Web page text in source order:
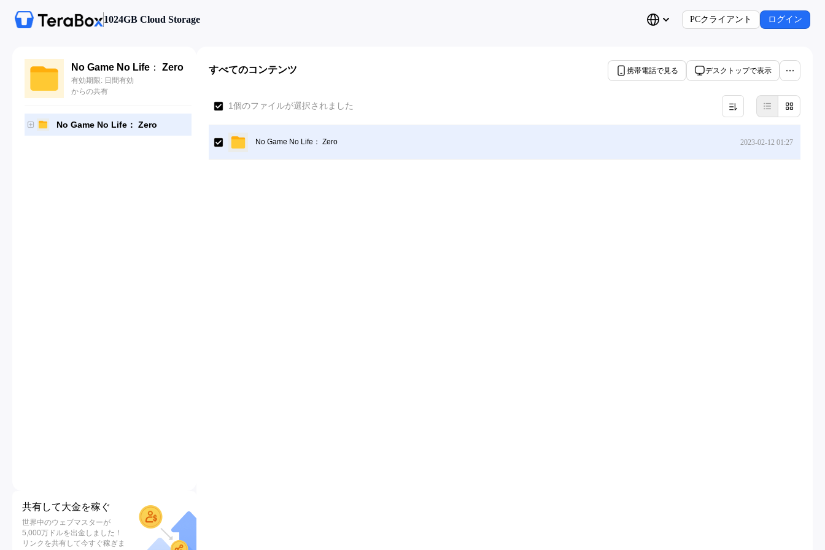
1024GB Cloud Storage PCクライアント ログイン
No Game No Life： Zero
有効期限: 日間有効
からの共有
No Game No Life： Zero
共有して大金を稼ぐ
世界中のウェブマスターが
5,000万ドルを出金しました！
リンクを共有して今すぐ稼ぎま
すべてのコンテンツ 携帯電話で見る デスクトップで表示
1個のファイルが選択されました
No Game No Life： Zero 2023-02-12 01:27